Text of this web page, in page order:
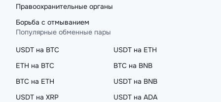
Правоохранительные органы
Борьба с отмыванием
Популярные обменные пары
USDT на BTC
USDT на ETH
ETH на BTC
BTC на BNB
BTC на ETH
USDT на BNB
USDT на XRP
USDT на ADA